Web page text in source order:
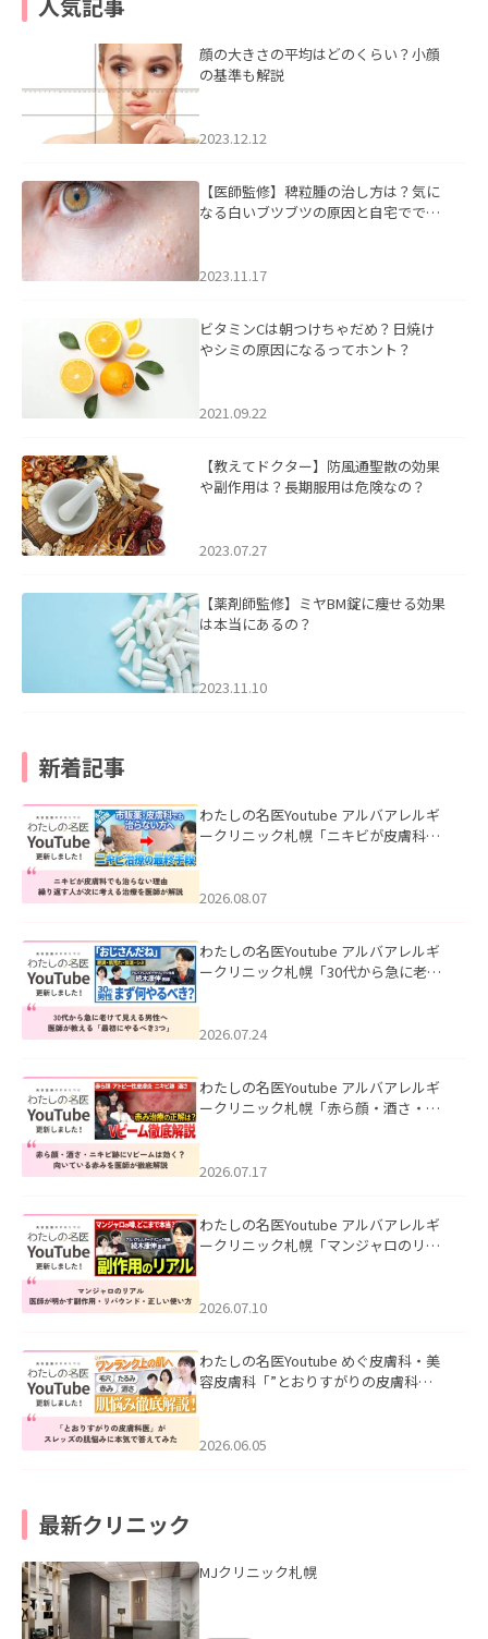
顔の大きさの平均はどのくらい？小顔
の基準も解説
2023.12.12
【医師監修】稗粒腫の治し方は？気に
なる白いブツブツの原因と自宅ででき
2023.11.17
ビタミンCは朝つけちゃだめ？日焼け
やシミの原因になるってホント？
2021.09.22
【教えてドクター】防風通聖散の効果
や副作用は？長期服用は危険なの？
2023.07.27
【薬剤師監修】ミヤBM錠に痩せる効果
は本当にあるの？
2023.11.10
新着記事
わたしの名医Youtube アルバアレルギ
ークリニック札幌「ニキビが皮膚科で
ました。
2026.08.07
わたしの名医Youtube アルバアレルギ
ークリニック札幌「30代から急に老け
た。
2026.07.24
わたしの名医Youtube アルバアレルギ
ークリニック札幌「赤ら顔・酒さ・ニ
した。
2026.07.17
わたしの名医Youtube アルバアレルギ
ークリニック札幌「マンジャロのリア
た。
2026.07.10
わたしの名医Youtube めぐ皮膚科・美
容皮膚科「”とおりすがりの皮膚科
2026.06.05
最新クリニック
MJクリニック札幌